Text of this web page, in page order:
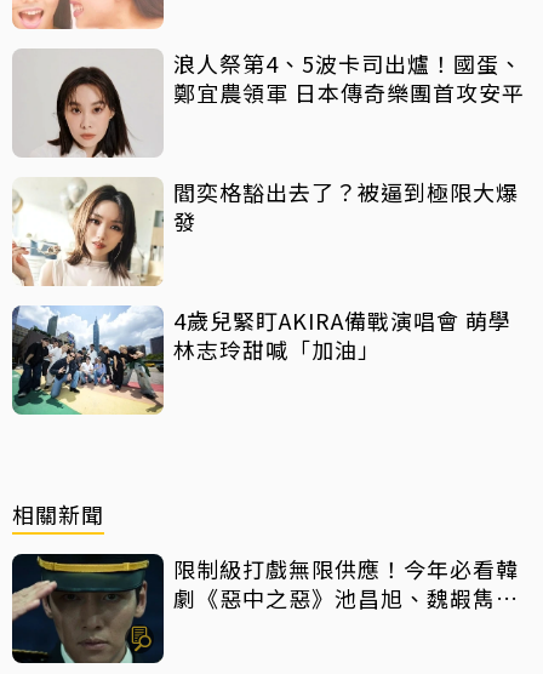
浪人祭第4、5波卡司出爐！國蛋、
鄭宜農領軍 日本傳奇樂團首攻安平
閻奕格豁出去了？被逼到極限大爆
發
4歲兒緊盯AKIRA備戰演唱會 萌學
林志玲甜喊「加油」
相關新聞
限制級打戲無限供應！今年必看韓
劇《惡中之惡》池昌旭、魏嘏雋打